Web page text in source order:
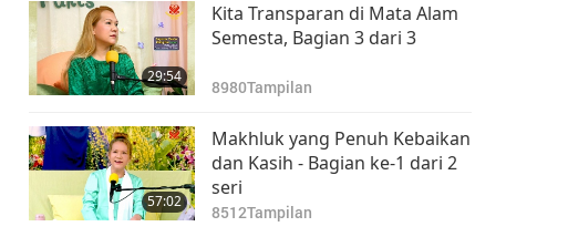
29:54
Kita Transparan di Mata Alam
Semesta, Bagian 3 dari 3
8980Tampilan
57:02
Makhluk yang Penuh Kebaikan
dan Kasih - Bagian ke-1 dari 2
seri
8512Tampilan